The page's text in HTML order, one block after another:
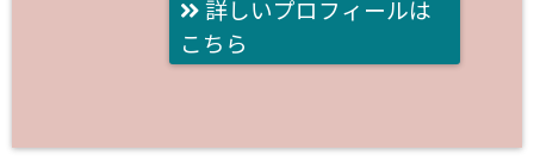
詳しいプロフィールは
こちら